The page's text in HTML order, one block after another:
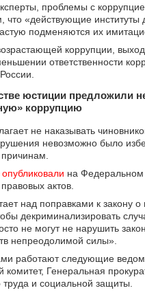
проблемы с
что «действующие институты
подменяются их
коррупции,
ответственности
юстиции предложили
коррупцию
не наказывать
невозможно было
опубликовали на Федеральном
актов.
над поправками к закону о
декриминализировать
не могут не нарушить
непреодолимой силы».
работают следующие
комитет, Генеральная
труда и социальной защиты.